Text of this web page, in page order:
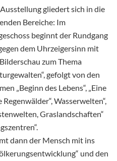
gliedert sich in die
Bereiche: Im
beginnt der Rundgang
dem Uhrzeigersinn mit
zum Thema
gefolgt von den
„Beginn des Lebens“, „Eine
Regenwälder“, Wasserwelten“,
Graslandschaften“
dann der Mensch mit ins
und den